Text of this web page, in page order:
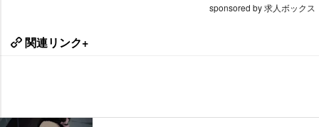
sponsored by 求人ボックス
関連リンク+